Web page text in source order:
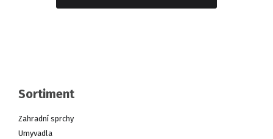
Sortiment
Zahradní sprchy
Umyvadla